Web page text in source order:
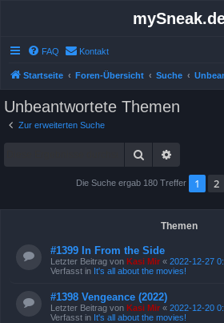
FAQ Kontakt
Startseite Foren-Übersicht Suche
Unbeantwortete Themen
Zur erweiterten Suche
Suche
Die Suche ergab 180 Treffer 1 2
Themen
#1399 In From the Side
Letzter Beitrag von Kasi Mir « 2022-12-27
Verfasst in It's all about the movies!
#1398 Vengeance (2022)
Letzter Beitrag von Kasi Mir « 2022-12-20
Verfasst in It's all about the movies!